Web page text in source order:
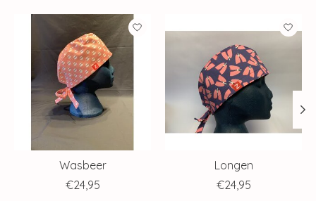
Items van productcarrousel
Wasbeer
€24,95
Longen
€24,95